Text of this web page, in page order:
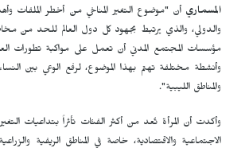
المسماري أن "موضوع التغير المناخي من أخطر الملفات
والدولي، والذي يرتبط بجهود كل دول العالم للحد من
مؤسسات المجتمع المدني أن تعمل على مواكبة تطورات
وأنشطة مختلفة تهتم بهذا الموضوع، لرفع الوعي بين
والمناطق الليبية".
وأكدت أن المرأة تُعد من أكثر الفئات تأثراً بتداعيات التغير
الاجتماعية والاقتصادية، خاصة في المناطق الريفية